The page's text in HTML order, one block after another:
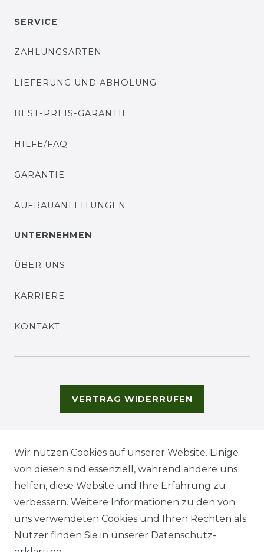
SERVICE
ZAHLUNGSARTEN
LIEFERUNG UND ABHOLUNG
BEST-PREIS-GARANTIE
HILFE/FAQ
GARANTIE
AUFBAUANLEITUNGEN
UNTERNEHMEN
ÜBER UNS
KARRIERE
KONTAKT
VERTRAG WIDERRUFEN
Wir nutzen Cookies auf unserer Website. Einige
von diesen sind essenziell, während andere uns
helfen, diese Website und Ihre Erfahrung zu
verbessern. Weitere Informationen zu den von
uns verwendeten Cookies und Ihren Rechten als
Nutzer finden Sie in unserer Daten­schutz­